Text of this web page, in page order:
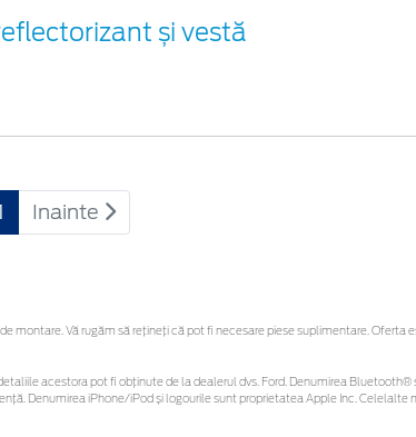
și vestă
Inainte
montare. Vă rugăm să rețineți că pot fi necesare piese suplimentare. Oferta
acestora pot fi obținute de la dealerul dvs. Ford. Denumirea Bluetooth®
Denumirea iPhone/iPod și logourile sunt proprietatea Apple Inc. Celelalte